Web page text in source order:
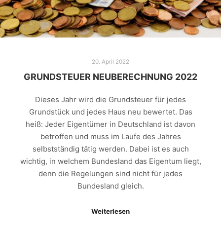
20. April 2022
GRUNDSTEUER NEUBERECHNUNG 2022
Dieses Jahr wird die Grundsteuer für jedes
Grundstück und jedes Haus neu bewertet. Das
heiß: Jeder Eigentümer in Deutschland ist davon
betroffen und muss im Laufe des Jahres
selbstständig tätig werden. Dabei ist es auch
wichtig, in welchem Bundesland das Eigentum liegt,
denn die Regelungen sind nicht für jedes
Bundesland gleich.
Weiterlesen